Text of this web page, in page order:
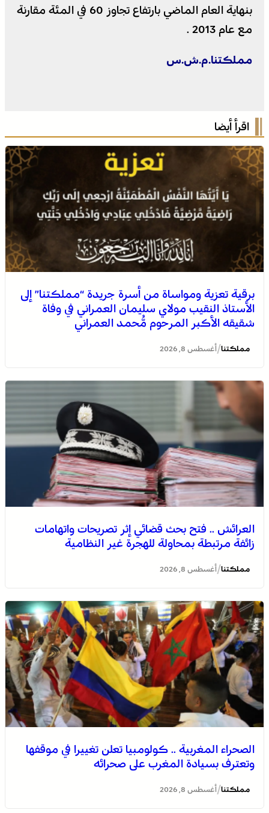
بنهاية العام الماضي بارتفاع تجاوز 60 في المئة مقارنة
مع عام 2013 .
مملكتنا.م.ش.س
اقرأ أيضا
برقية تعزية ومواساة من أسرة جريدة “مملكتنا” إلى
الأستاذ النقيب مولاي سليمان العمراني في وفاة
شقيقه الأكبر المرحوم مُّحمد العمراني
مملكتنا/ أغسطس 8, 2026
العرائش .. فتح بحث قضائي إثر تصريحات واتهامات
زائفة مرتبطة بمحاولة للهجرة غير النظامية
مملكتنا/ أغسطس 8, 2026
الصحراء المغربية .. كولومبيا تعلن تغييرا في موقفها
وتعترف بسيادة المغرب على صحرائه
مملكتنا/ أغسطس 8, 2026
الصحراء المغربية .. كولومبيا تعلن تغييرا في موقفها وتعترف
بسيادة المغرب على صحرائه
برقية تعزية ومواساة من أسرة جريدة “مملكتنا” إلى الأستاذ
المرحوم مُّحمد العمراني